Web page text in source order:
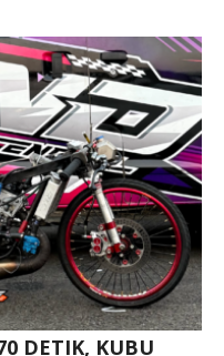
DETIK, KUBU